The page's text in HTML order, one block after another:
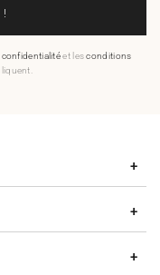
confidentialitéet lesconditions